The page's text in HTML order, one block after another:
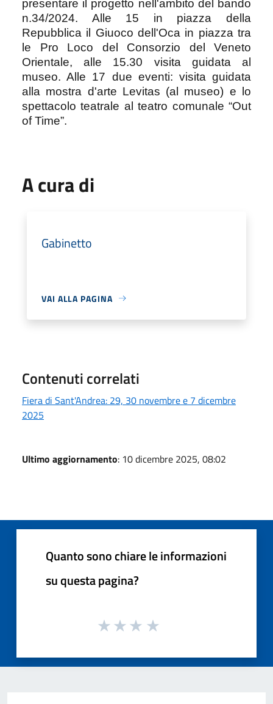
presentare il progetto nell'ambito del bando
n.34/2024. Alle 15 in piazza della
Repubblica il Giuoco dell'Oca in piazza tra
le Pro Loco del Consorzio del Veneto
Orientale, alle 15.30 visita guidata al
museo. Alle 17 due eventi: visita guidata
alla mostra d'arte Levitas (al museo) e lo
spettacolo teatrale al teatro comunale “Out
of Time”.
A cura di
Gabinetto
VAI ALLA PAGINA
Contenuti correlati
Fiera di Sant'Andrea: 29, 30 novembre e 7 dicembre
2025
Ultimo aggiornamento: 10 dicembre 2025, 08:02
Quanto sono chiare le informazioni
su questa pagina?